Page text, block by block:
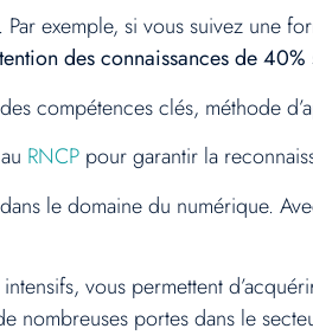
exemple, si vous suivez une
des connaissances de
compétences clés, méthode
RNCP pour garantir la
le domaine du numérique.
vous permettent
nombreuses portes dans le